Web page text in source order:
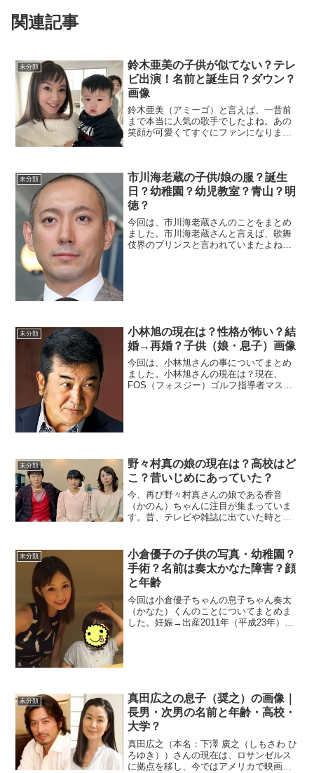
関連記事
未分類
鈴木亜美の子供が似てない？テレ
ビ出演！名前と誕生日？ダウン？
画像
鈴木亜美（アミーゴ）と言えば、一昔前
まで本当に人気の歌手でしたよね。あの
笑顔が可愛くてすぐにファンになりまし
ついてまとめました。子供...
未分類
市川海老蔵の子供/娘の服？誕生
日？幼稚園？幼児教室？青山？明
徳？
今回は、市川海老蔵さんのことをまとめ
ました。市川海老蔵さんと言えば、歌舞
伎界のプリンスと言われていまたよね
未分類
小林旭の現在は？性格が怖い？結
婚→再婚？子供（娘・息子）画像
今回は、小林旭さんの事についてまとめ
ました。小林旭さんの現在は？現在、
FOS（フォスジー）ゴルフ指導者マスタ
未分類
野々村真の娘の現在は？高校はど
こ？昔いじめにあっていた？
今、再び野々村真さんの娘である香音
（かのん）ちゃんに注目が集まっていま
す。昔、テレビや雑誌に出ていた時とは
20日、俳優でタレントの野々村真さんと
タレントの野々村俊恵...
未分類
小倉優子の子供の写真・幼稚園？
手術？名前は奏太かなた障害？顔
と年齢
今回は小倉優子ちゃんの息子ちゃん奏太
（かなた）くんのことについてまとめま
した。妊娠→出産2011年（平成23年）12
未分類
真田広之の息子（奨之）の画像｜
長男・次男の名前と年齢・高校・
大学？
真田広之（本名：下澤 廣之（しもさわ ひ
ろゆき））さんの現在は、ロサンゼルス
に拠点を移し、今ではアメリカで映画や